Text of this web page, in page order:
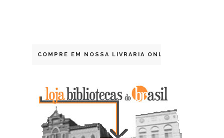
COMPRE EM NOSSA LIVRARIA ONLINE